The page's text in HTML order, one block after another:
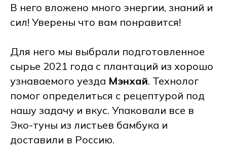
В него вложено много энергии, знаний и
сил! Уверены что вам понравится!
Для него мы выбрали подготовленное
сырье 2021 года с плантаций из хорошо
узнаваемого уезда Мэнхай. Технолог
помог определиться с рецептурой под
нашу задачу и вкус. Упаковали все в
Эко-туны из листьев бамбука и
доставили в Россию.